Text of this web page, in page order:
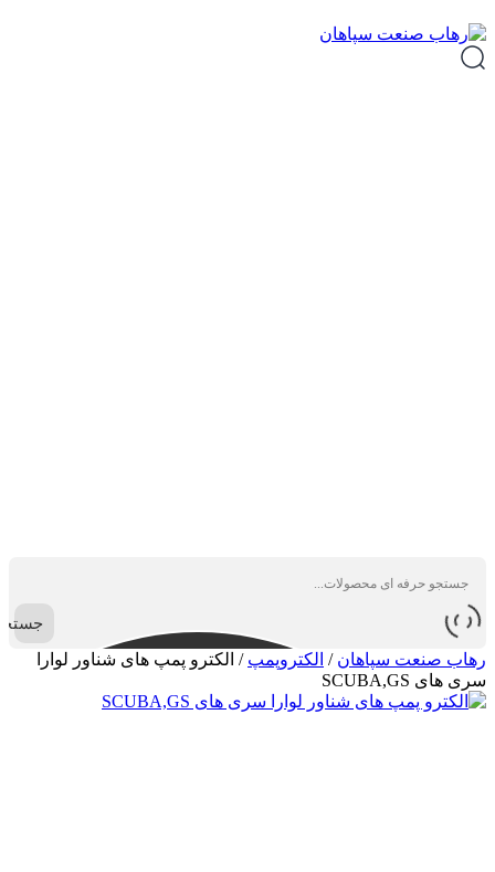
رهاب صنعت سپاهان / الکتروپمپ / الکترو پمپ های شناور لوارا
سری های SCUBA,GS